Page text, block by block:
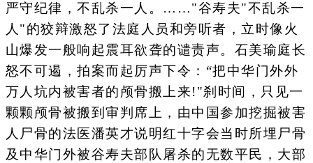
严守纪律，不乱杀一人。……"谷寿夫"不乱杀一
人"的狡辩激怒了法庭人员和旁听者，立时像火
山爆发一般响起震耳欲聋的谴责声。石美瑜庭长
怒不可遏，拍案而起厉声下令：“把中华门外外
万人坑内被害者的颅骨搬上来!"刹时间，只见一
颗颗颅骨被搬到审判席上，由中国参加挖掘被害
人尸骨的法医潘英才说明红十字会当时所埋尸骨
及中华门外被谷寿夫部队屠杀的无数平民，大部